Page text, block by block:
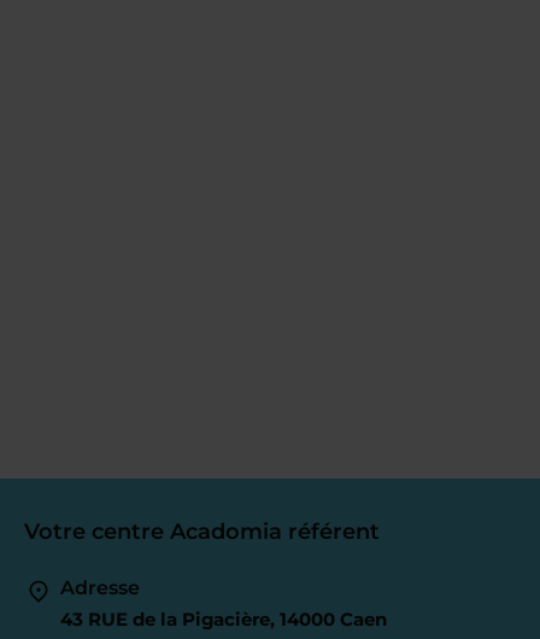
Votre centre Acadomia référent
Adresse
43 RUE de la Pigacière, 14000 Caen